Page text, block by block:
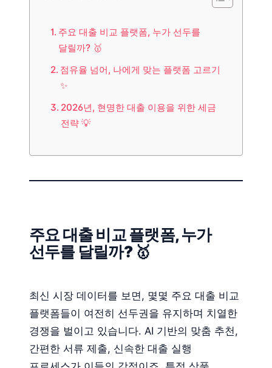
주요 대출 비교 플랫폼, 누가 선두를
달릴까? 🥇
점유율 넘어, 나에게 맞는 플랫폼 고르기
✨
2026년, 현명한 대출 이용을 위한 세금
전략 💡
주요 대출 비교 플랫폼, 누가
선두를 달릴까? 🥇
최신 시장 데이터를 보면, 몇몇 주요 대출 비교
플랫폼들이 여전히 선두권을 유지하며 치열한
경쟁을 벌이고 있습니다. AI 기반의 맞춤 추천,
간편한 서류 제출, 신속한 대출 실행